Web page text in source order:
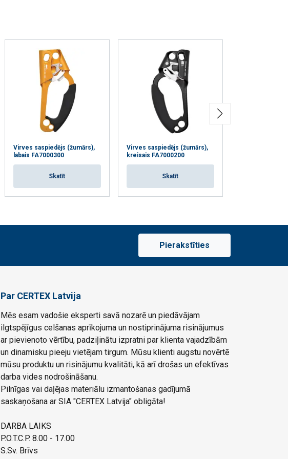
Virves saspiedējs (žumārs),
labais FA7000300
Skatīt
Virves saspiedējs (žumārs),
kreisais FA7000200
Skatīt
Pierakstīties
Par CERTEX Latvija
Mēs esam vadošie eksperti savā nozarē un piedāvājam
ilgtspējīgus celšanas aprīkojuma un nostiprinājuma risinājumus
ar pievienoto vērtību, padziļinātu izpratni par klienta vajadzībām
un dinamisku pieeju vietējam tirgum. Mūsu klienti augstu novērtē
mūsu produktu un risinājumu kvalitāti, kā arī drošas un efektīvas
darba vides nodrošināšanu.
Pilnīgas vai daļējas materiālu izmantošanas gadījumā
saskaņošana ar SIA "CERTEX Latvija" obligāta!
DARBA LAIKS
P.O.T.C.P. 8.00 - 17.00
S.Sv. Brīvs
PIEKRIST VISIEM